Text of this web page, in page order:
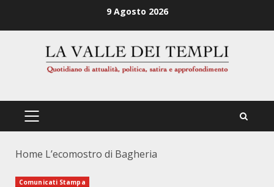
9 Agosto 2026
PRIMÄRES
Home L’ecomostro di Bagheria
Comunicati Stampa